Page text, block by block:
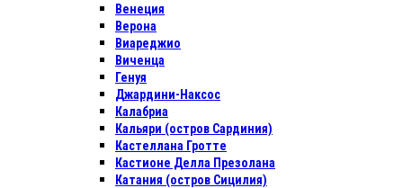
Венеция
Верона
Виареджио
Виченца
Генуя
Джардини-Наксос
Калабриа
Кальяри (остров Сардиния)
Кастеллана Гротте
Кастионе Делла Презолана
Катания (остров Сицилия)